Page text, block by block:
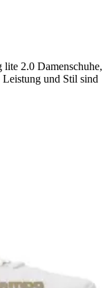
2.0 Damenschuhe,
und Stil sind